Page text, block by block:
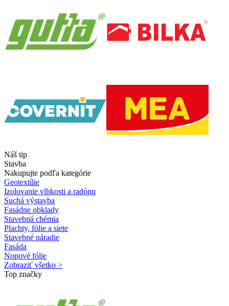
Náš tip
Stavba
Nakupujte podľa kategórie
Geotextílie
Izolovanie vlhkosti a radónu
Suchá výstavba
Fasádne obklady
Stavebná chémia
Plachty, fólie a siete
Stavebné náradie
Fasáda
Nopové fólie
Zobraziť všetko >
Top značky